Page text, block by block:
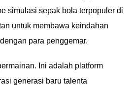
simulasi sepak bola terpopuler di
untuk membawa keindahan
para penggemar.
Ini adalah platform
generasi baru talenta